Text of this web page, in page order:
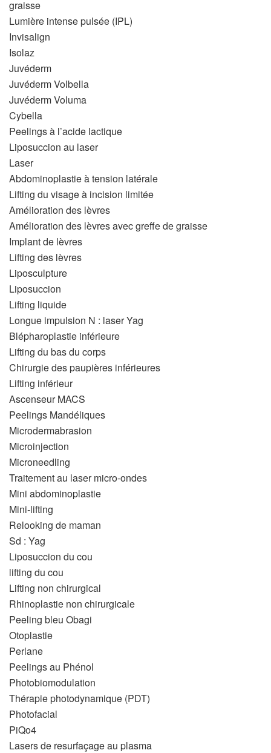
graisse
Lumière intense pulsée (IPL)
Invisalign
Isolaz
Juvéderm
Juvéderm Volbella
Juvéderm Voluma
Cybella
Peelings à l’acide lactique
Liposuccion au laser
Laser
Abdominoplastie à tension latérale
Lifting du visage à incision limitée
Amélioration des lèvres
Amélioration des lèvres avec greffe de graisse
Implant de lèvres
Lifting des lèvres
Liposculpture
Liposuccion
Lifting liquide
Longue impulsion N : laser Yag
Blépharoplastie inférieure
Lifting du bas du corps
Chirurgie des paupières inférieures
Lifting inférieur
Ascenseur MACS
Peelings Mandéliques
Microdermabrasion
Microinjection
Microneedling
Traitement au laser micro-ondes
Mini abdominoplastie
Mini-lifting
Relooking de maman
Sd : Yag
Liposuccion du cou
lifting du cou
Lifting non chirurgical
Rhinoplastie non chirurgicale
Peeling bleu Obagi
Otoplastie
Perlane
Peelings au Phénol
Photobiomodulation
Thérapie photodynamique (PDT)
Photofacial
PiQo4
Lasers de resurfaçage au plasma